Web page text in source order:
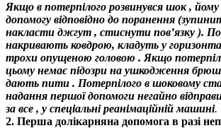
Якщо в потерпілого розвинувся шок ,
допомогу відповідно до поранення
накласти джгут , стиснути пов’язку ).
накривають ковдрою, кладуть у
трохи опущеною головою . Якщо
цьому немає підозри на ушкодження
дають пити . Потерпілого в шоковому
надання першої допомоги негайно
за все , у спеціальні реанімаційній машині.
2. Перша долікарняна допомога в разі